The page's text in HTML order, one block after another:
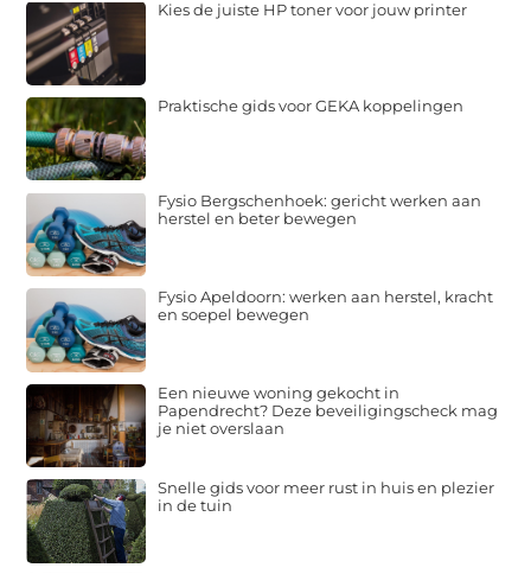
Kies de juiste HP toner voor jouw printer
Praktische gids voor GEKA koppelingen
Fysio Bergschenhoek: gericht werken aan
herstel en beter bewegen
Fysio Apeldoorn: werken aan herstel, kracht
en soepel bewegen
Een nieuwe woning gekocht in
Papendrecht? Deze beveiligingscheck mag
je niet overslaan
Snelle gids voor meer rust in huis en plezier
in de tuin